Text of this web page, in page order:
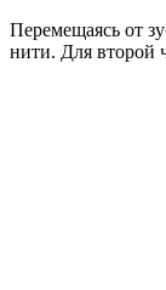
Перемещаясь от
нити. Для второй